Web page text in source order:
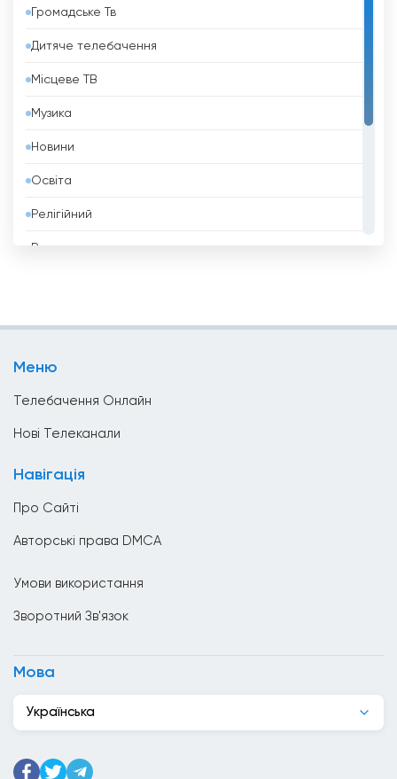
Бахрейн
Беліз
Бельгія
Бенін
Білорусь
Болгарія
Болівія
Гана
Грузія
Громадське Тв
Дитяче телебачення
Місцеве ТВ
Музика
Новини
Освіта
Релігійний
Розваги
Меню
Телебачення Онлайн
Нові Телеканали
Навігація
Про Сайті
Авторські права DMCA
Умови використання
Зворотний Зв'язок
Мова
Українська